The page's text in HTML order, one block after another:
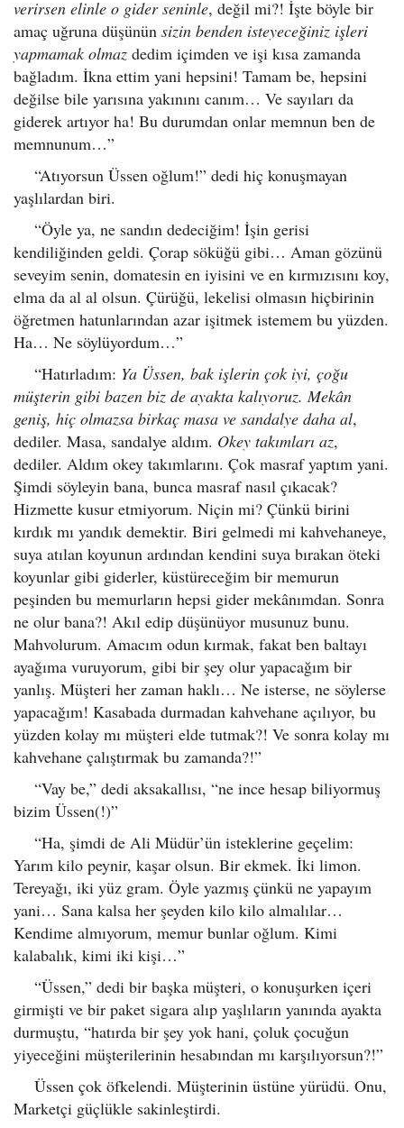
verirsen elinle o gider seninle, değil mi?! İşte böyle bir
amaç uğruna düşünün sizin benden isteyeceğiniz işleri
yapmamak olmaz dedim içimden ve işi kısa zamanda
bağladım. İkna ettim yani hepsini! Tamam be, hepsini
değilse bile yarısına yakınını canım… Ve sayıları da
giderek artıyor ha! Bu durumdan onlar memnun ben de
memnunum…”
“Atıyorsun Üssen oğlum!” dedi hiç konuşmayan
yaşlılardan biri.
“Öyle ya, ne sandın dedeciğim! İşin gerisi
kendiliğinden geldi. Çorap söküğü gibi… Aman gözünü
seveyim senin, domatesin en iyisini ve en kırmızısını koy,
elma da al al olsun. Çürüğü, lekelisi olmasın hiçbirinin
öğretmen hatunlarından azar işitmek istemem bu yüzden.
Ha… Ne söylüyordum…”
“Hatırladım: Ya Üssen, bak işlerin çok iyi, çoğu
müşterin gibi bazen biz de ayakta kalıyoruz. Mekân
geniş, hiç olmazsa birkaç masa ve sandalye daha al,
dediler. Masa, sandalye aldım. Okey takımları az,
dediler. Aldım okey takımlarını. Çok masraf yaptım yani.
Şimdi söyleyin bana, bunca masraf nasıl çıkacak?
Hizmette kusur etmiyorum. Niçin mi? Çünkü birini
kırdık mı yandık demektir. Biri gelmedi mi kahvehaneye,
suya atılan koyunun ardından kendini suya bırakan öteki
koyunlar gibi giderler, küstüreceğim bir memurun
peşinden bu memurların hepsi gider mekânımdan. Sonra
ne olur bana?! Akıl edip düşünüyor musunuz bunu.
Mahvolurum. Amacım odun kırmak, fakat ben baltayı
ayağıma vuruyorum, gibi bir şey olur yapacağım bir
yanlış. Müşteri her zaman haklı… Ne isterse, ne söylerse
yapacağım! Kasabada durmadan kahvehane açılıyor, bu
yüzden kolay mı müşteri elde tutmak?! Ve sonra kolay mı
kahvehane çalıştırmak bu zamanda?!”
“Vay be,” dedi aksakallısı, “ne ince hesap biliyormuş
bizim Üssen(!)”
“Ha, şimdi de Ali Müdür’ün isteklerine geçelim:
Yarım kilo peynir, kaşar olsun. Bir ekmek. İki limon.
Tereyağı, iki yüz gram. Öyle yazmış çünkü ne yapayım
yani… Sana kalsa her şeyden kilo kilo almalılar…
Kendime almıyorum, memur bunlar oğlum. Kimi
kalabalık, kimi iki kişi…”
“Üssen,” dedi bir başka müşteri, o konuşurken içeri
girmişti ve bir paket sigara alıp yaşlıların yanında ayakta
durmuştu, “hatırda bir şey yok hani, çoluk çocuğun
yiyeceğini müşterilerinin hesabından mı karşılıyorsun?!”
Üssen çok öfkelendi. Müşterinin üstüne yürüdü. Onu,
Marketçi güçlükle sakinleştirdi.